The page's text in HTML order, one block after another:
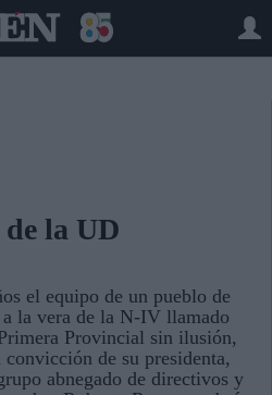
la UD
el equipo de un pueblo de
la vera de la N-IV llamado
Provincial sin ilusión,
de su presidenta,
abnegado de directivos y